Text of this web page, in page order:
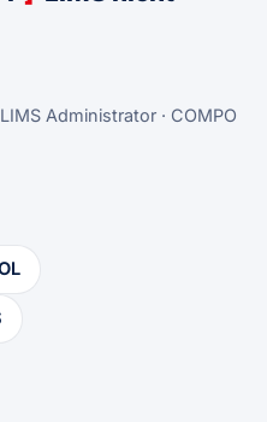
Administrator · COMPO